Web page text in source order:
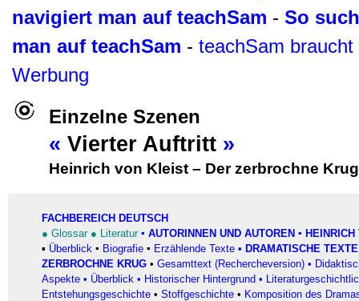
navigiert man auf teachSam - So
man auf teachSam - teachSam braucht
Werbung
Einzelne Szenen
« Vierter Auftritt »
Heinrich von Kleist – Der zerbrochne Krug
FACHBEREICH DEUTSCH
● Glossar ● Literatur ▪ AUTORINNEN UND AUTOREN ▪
▪ Überblick ▪ Biografie ▪ Erzählende Texte • DRAMATISCHE TEXTE
ZERBROCHNE KRUG • Gesamttext (Rechercheversion) •
Aspekte • Überblick • Historischer Hintergrund •
Entstehungsgeschichte • Stoffgeschichte • Komposition des